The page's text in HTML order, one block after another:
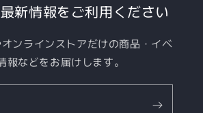
新情報をご利用ください
ンラインストアだけの商品・イベ
報などをお届けします。